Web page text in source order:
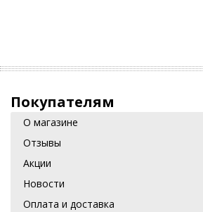
Покупателям
О магазине
Отзывы
Акции
Новости
Оплата и доставка